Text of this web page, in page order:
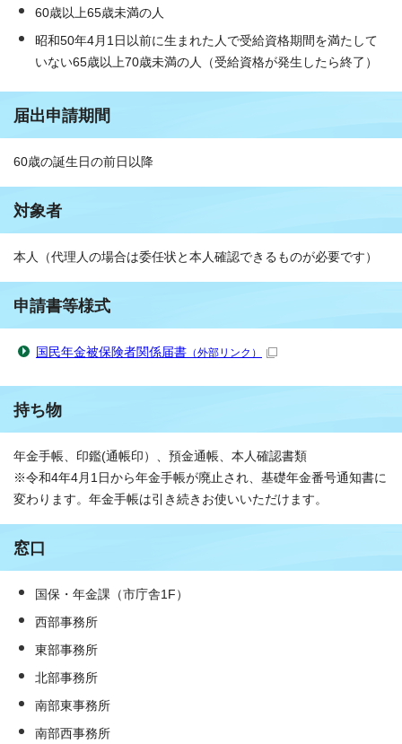
60歳以上65歳未満の人
昭和50年4月1日以前に生まれた人で受給資格期間を満たして
いない65歳以上70歳未満の人（受給資格が発生したら終了）
届出申請期間
60歳の誕生日の前日以降
対象者
本人（代理人の場合は委任状と本人確認できるものが必要です）
申請書等様式
国民年金被保険者関係届書 （外部リンク）
持ち物
年金手帳、印鑑(通帳印）、預金通帳、本人確認書類
※令和4年4月1日から年金手帳が廃止され、基礎年金番号通知書に
変わります。年金手帳は引き続きお使いいただけます。
窓口
国保・年金課（市庁舎1F）
西部事務所
東部事務所
北部事務所
南部東事務所
南部西事務所